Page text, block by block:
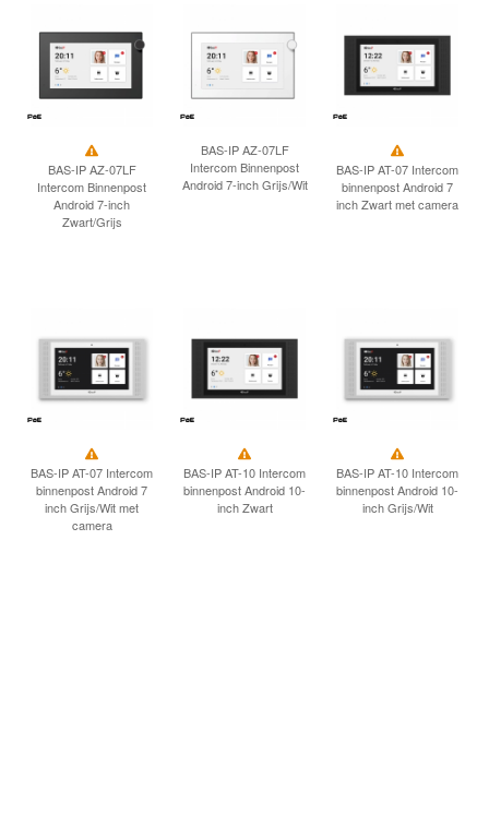
BAS-IP AZ-07LF
Intercom Binnenpost
Android 7-inch
Zwart/Grijs
BAS-IP AZ-07LF
Intercom Binnenpost
Android 7-inch Grijs/Wit
BAS-IP AT-07 Intercom
binnenpost Android 7
inch Zwart met camera
BAS-IP AT-07 Intercom
binnenpost Android 7
inch Grijs/Wit met
camera
BAS-IP AT-10 Intercom
binnenpost Android 10-
inch Zwart
BAS-IP AT-10 Intercom
binnenpost Android 10-
inch Grijs/Wit